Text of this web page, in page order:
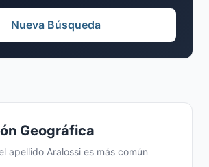
Geográfica
apellido Aralossi es más común
Nueva Búsqueda